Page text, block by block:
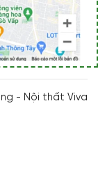
- Nội thất Viva